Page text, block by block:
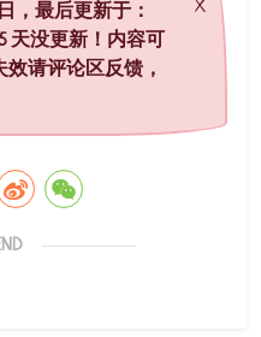
，最后更新于：
天没更新！内容可
请评论区反馈，